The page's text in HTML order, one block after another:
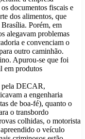
documentos fiscais e
dos alimentos, que
Brasília. Porém, em
alegavam problemas
e convenciam o
outro caminhão.
Apurou-se que foi
em produtos
pela DECAR,
a engenharia
de boa-fé), quanto o
o transbordo
colhidas, o motorista
o veículo